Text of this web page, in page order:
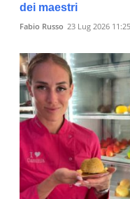
dei maestri
Fabio Russo 23 Lug 2026 11:25